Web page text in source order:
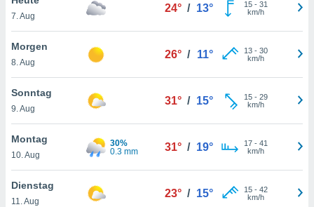
oder
Partner
es uns
das
der
Profil zu
Ihnen
finden
7. Aug
24° / 13° 15- 31
km/h
Morgen
8. Aug
26° / 11° 13- 30
km/h
Sonntag
9. Aug
31° / 15° 15- 29
km/h
Montag
10. Aug
30%
0.3 mm
31° / 19° 17- 41
km/h
Dienstag
11. Aug
23° / 15° 15- 42
km/h